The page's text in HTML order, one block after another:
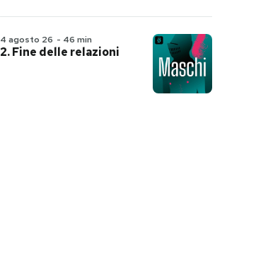
4 agosto 26 - 46 min
2. Fine delle relazioni